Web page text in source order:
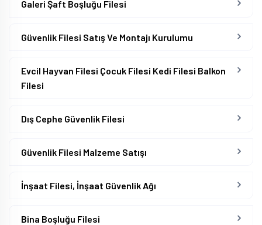
Galeri Şaft Boşluğu Filesi
Güvenlik Filesi Satış Ve Montajı Kurulumu
Evcil Hayvan Filesi Çocuk Filesi Kedi Filesi Balkon
Filesi
Dış Cephe Güvenlik Filesi
Güvenlik Filesi Malzeme Satışı
İnşaat Filesi, İnşaat Güvenlik Ağı
Bina Boşluğu Filesi